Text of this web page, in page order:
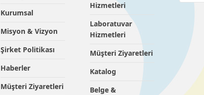
Kurumsal
Misyon & Vizyon
Şirket Politikası
Haberler
Müşteri Ziyaretleri
Hizmetleri
Laboratuvar
Hizmetleri
Müşteri Ziyaretleri
Katalog
Belge &